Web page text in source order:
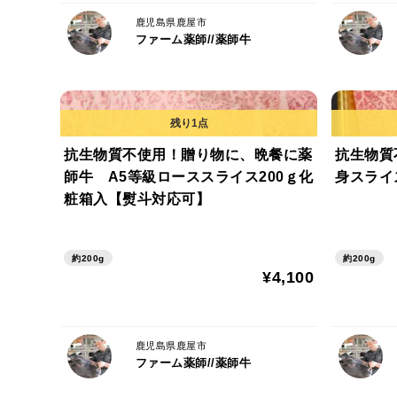
鹿児島県鹿屋市
ファーム薬師//薬師牛
抗生物質不使用！贈り物に、晩餐に薬
師牛 A5等級ローススライス200ｇ化
粧箱入【熨斗対応可】
約200g
¥4,100
鹿児島県鹿屋市
ファーム薬師//薬師牛
抗生物
身スラ
約200g